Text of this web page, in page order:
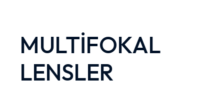
MULTİFOKAL
LENSLER